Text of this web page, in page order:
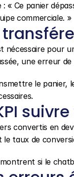
: « Ce panier
commerciale. »
nécessaire pour
une erreur
le panier,
suivre
convertis en
le taux de
si le